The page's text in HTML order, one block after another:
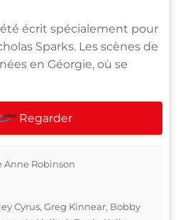
été écrit spécialement pour
Sparks. Les scènes de
en Géorgie, où se
Regarder
Anne Robinson
Cyrus, Greg Kinnear, Bobby